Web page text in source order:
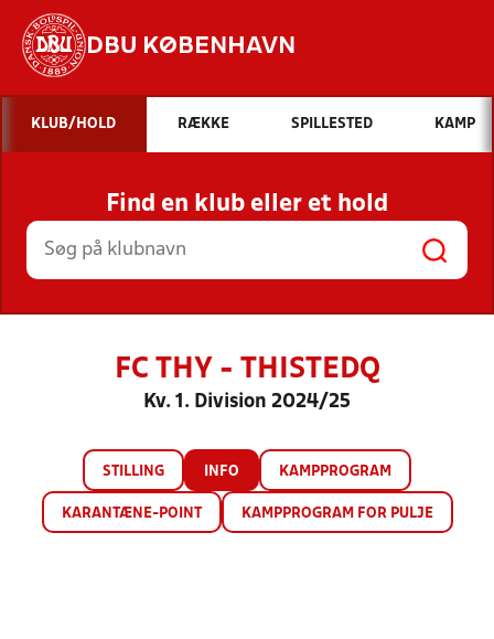
DBU KØBENHAVN
Hvad vil du søge efter?
INDHOLD OG NYHEDER
STILLINGER, RESULTATER, KLUBBER OG
HOLD
KLUB/HOLD RÆKKE SPILLESTED KAMP
Find en klub eller et hold
FC THY - THISTEDQ
Kv. 1. Division 2024/25
STILLING INFO KAMPPROGRAM
KARANTÆNE-POINT KAMPPROGRAM FOR PULJE